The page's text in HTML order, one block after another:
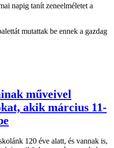
napig tanít zeneelméletet a
mutattak be ennek a gazdag
műveivel
akik március 11-
120 éve alatt, és vannak is,